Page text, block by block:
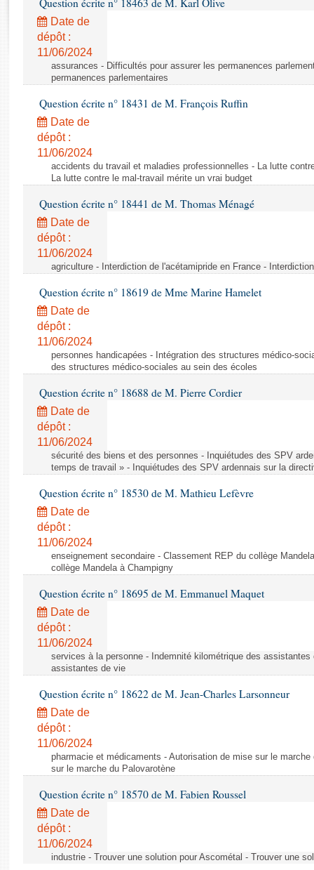
Rapports d'enquête
Rapports législatifs
Rapports sur l'application des lois
Baromètre de l’application des lois
Budget et sécurité sociale
Questions écrites et orales
Comptes rendus des débats
Question écrite n° 18463 de M. Karl Olive
Date de
dépôt :
11/06/2024
assurances - Difficultés pour assurer les permanences
permanences parlementaires
Question écrite n° 18431 de M. François Ruffin
Date de
dépôt :
11/06/2024
accidents du travail et maladies professionnelles - La lutte
La lutte contre le mal-travail mérite un vrai budget
Question écrite n° 18441 de M. Thomas Ménagé
Date de
dépôt :
11/06/2024
agriculture - Interdiction de l'acétamipride en France -
Question écrite n° 18619 de Mme Marine Hamelet
Date de
dépôt :
11/06/2024
personnes handicapées - Intégration des structures médico-
des structures médico-sociales au sein des écoles
Question écrite n° 18688 de M. Pierre Cordier
Date de
dépôt :
11/06/2024
sécurité des biens et des personnes - Inquiétudes des SPV
temps de travail » - Inquiétudes des SPV ardennais sur la
Question écrite n° 18530 de M. Mathieu Lefèvre
Date de
dépôt :
11/06/2024
enseignement secondaire - Classement REP du collège
collège Mandela à Champigny
Question écrite n° 18695 de M. Emmanuel Maquet
Date de
dépôt :
11/06/2024
services à la personne - Indemnité kilométrique des
assistantes de vie
Question écrite n° 18622 de M. Jean-Charles Larsonneur
Date de
dépôt :
11/06/2024
pharmacie et médicaments - Autorisation de mise sur le
sur le marche du Palovarotène
Question écrite n° 18570 de M. Fabien Roussel
Date de
dépôt :
11/06/2024
industrie - Trouver une solution pour Ascométal - Trouver une